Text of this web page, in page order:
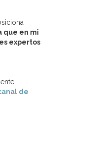
que en mi
expertos
de